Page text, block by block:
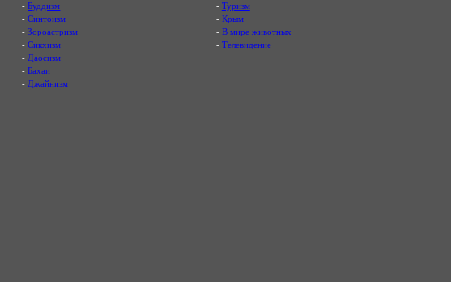
-Буддизм
-Синтоизм
-Зороастризм
-Сикхизм
- Даосизм
-Бахаи
- Джайнизм
- Туризм
- Крым
- В мире животных
- Телевидение